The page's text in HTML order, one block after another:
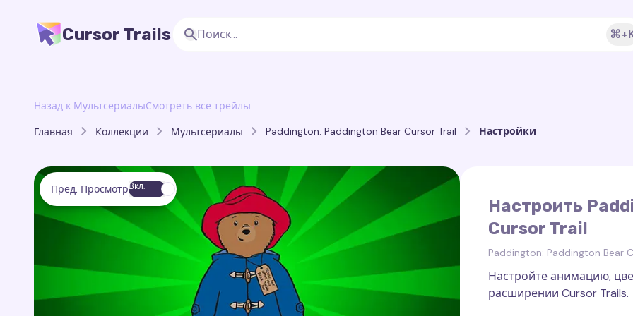
Cursor Trails
Назад к МультсериалыСмотреть все трейлы
Главная Коллекции Мультсериалы Paddington: Paddington Bear Cursor Trail Настройки
Настроить
Cursor Trail
Paddington: Paddington Bear
Настройте анимацию,
расширении Cursor Trails.
Пред. ПросмотрВкл.